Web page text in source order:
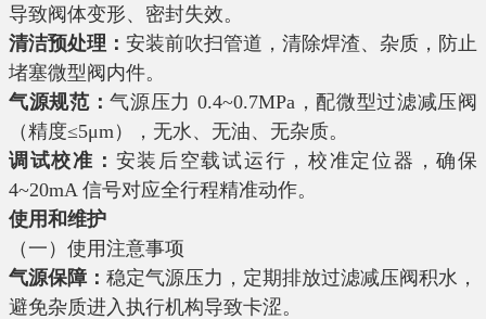
导致阀体变形、密封失效。
清洁预处理： 安装前吹扫管道，清除焊渣、杂质，防止
堵塞微型阀内件。
气源规范：气源压力 0.4~0.7MPa，配微型过滤减压阀
（精度≤5μm），无水、无油、无杂质。
调试校准： 安装后空载试运行，校准定位器，确保
4~20mA 信号对应全行程精准动作。
使用和维护
（一）使用注意事项
气源保障： 稳定气源压力，定期排放过滤减压阀积水，
避免杂质进入执行机构导致卡涩。